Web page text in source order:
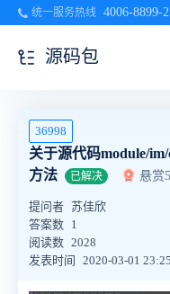
统一服务热线 4006-8899-
源码包
36998
关于源代码module/
方法
已解决 悬赏
提问者 苏佳欣
答案数 1
阅读数 2028
发表时间
2020-03-01